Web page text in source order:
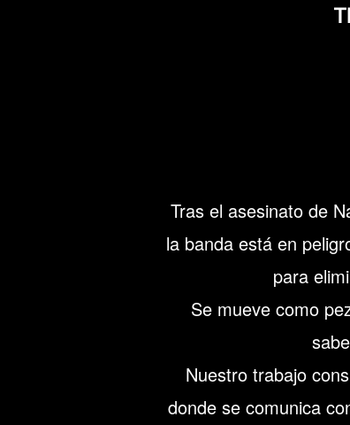
Tras el asesinato de
la banda está en
para
Se mueve como
Nuestro trabajo
donde se comunica